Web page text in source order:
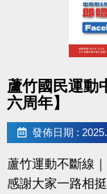
蘆竹國民運動
六周年】
發佈日期 :
蘆竹運動不斷線
感謝大家一路相挺